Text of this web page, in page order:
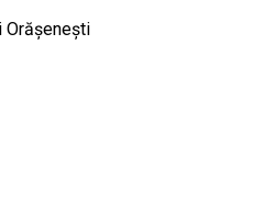
Orășenești